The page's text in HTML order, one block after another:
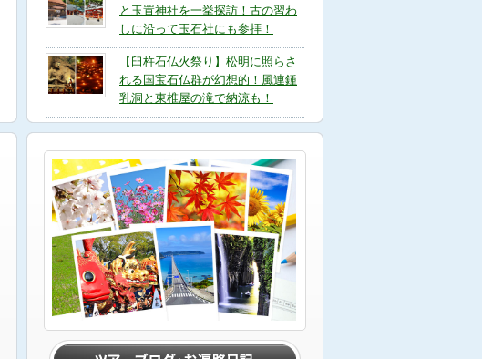
と玉置神社を一挙探訪！古の習わ
しに沿って玉石社にも参拝！
【臼杵石仏火祭り】松明に照らさ
れる国宝石仏群が幻想的！風連鍾
乳洞と東椎屋の滝で納涼も！